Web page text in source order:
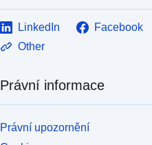
LinkedIn Facebook
Other
Právní informace
Právní upozornění